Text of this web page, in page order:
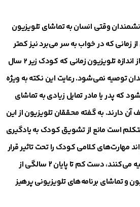
وقتی انسان به تماشای تلویزیون
زمانی که در خواب به سر می‌برد نیز کمتر
است. بنابراین تماشای بیش‌از اندازه تلویزیون زمانی که کودک زیر ۲ سال
توصیه نمی‌شود. رعایت این نکته به ویژه
که پدر یا مادر تمایل زیادی به تماشای
آن دارند. به گفته محققان تلویزیون از این
است مانع از تشویق کودک به یادگیری
مهارت‌های کلامی کودک را تحت تاثیر قرار
دهد. بنابراین محققان توصیه می‌کنند، دست کم تا پایان 2 سالگی از
و تماشای برنامه‌های تلویزیونی پرهیز